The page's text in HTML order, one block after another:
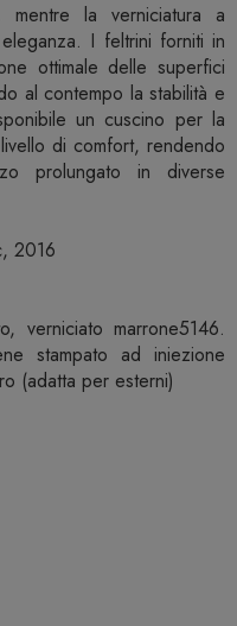
mentre la verniciatura a
I feltrini forniti in
ottimale delle superfici
al contempo la stabilità e
un cuscino per la
di comfort, rendendo
prolungato in diverse
2016
verniciato marrone5146.
stampato ad iniezione
(adatta per esterni)